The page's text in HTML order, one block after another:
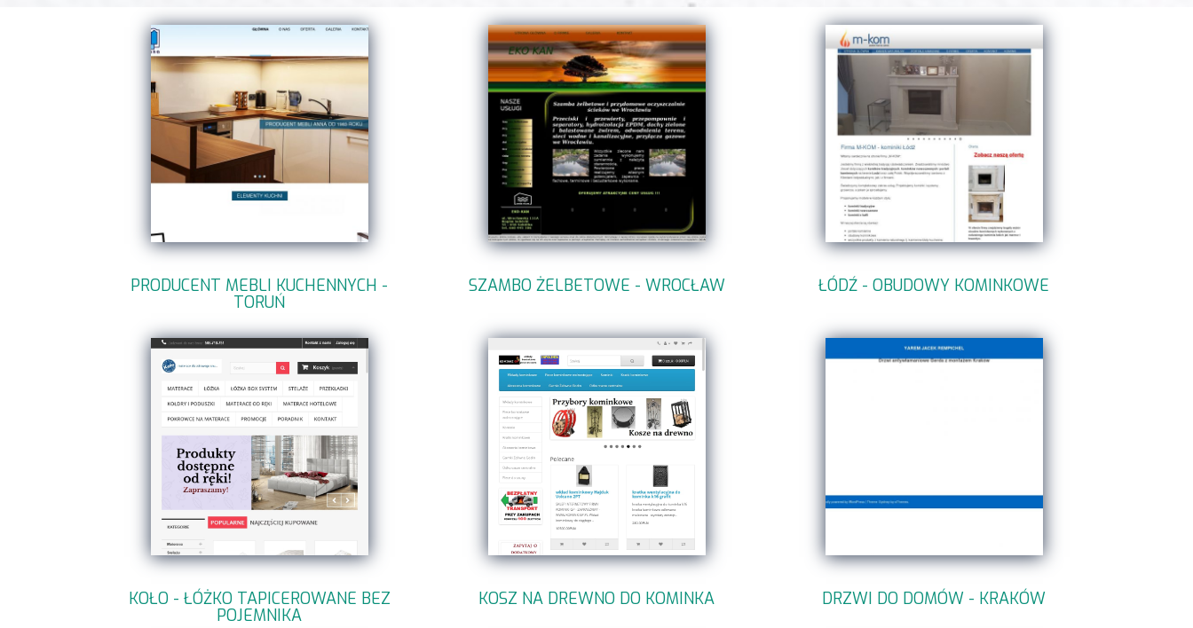
PRODUCENT MEBLI KUCHENNYCH -
TORUŃ
SZAMBO ŻELBETOWE - WROCŁAW ŁÓDŹ - OBUDOWY KOMINKOWE
KOŁO - ŁÓŻKO TAPICEROWANE BEZ
POJEMNIKA
KOSZ NA DREWNO DO KOMINKA DRZWI DO DOMÓW - KRAKÓW